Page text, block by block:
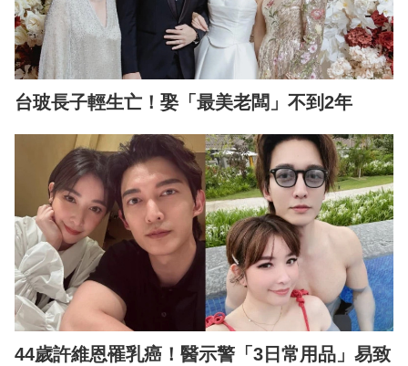
台玻長子輕生亡！娶「最美老闆」不到2年
44歲許維恩罹乳癌！醫示警「3日常用品」易致